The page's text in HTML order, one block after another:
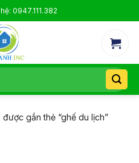
0947.111.382
được gắn thẻ “ghế du lịch”